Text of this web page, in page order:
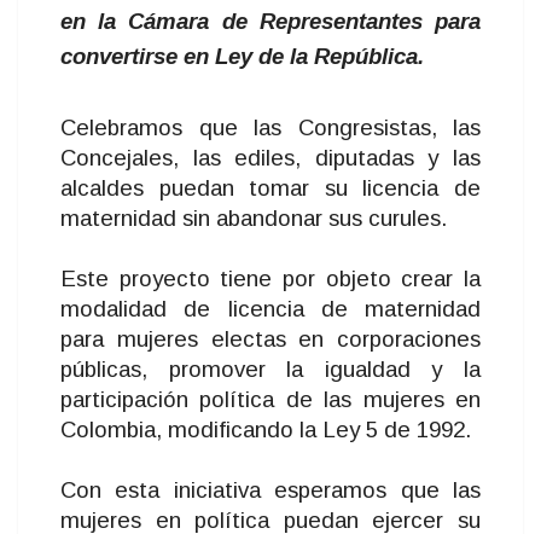
en la Cámara de Representantes para
convertirse en Ley de la República.
Celebramos que las Congresistas, las
Concejales, las ediles, diputadas y las
alcaldes puedan tomar su licencia de
maternidad sin abandonar sus curules.
Este proyecto tiene por objeto crear la
modalidad de licencia de maternidad
para mujeres electas en corporaciones
públicas, promover la igualdad y la
participación política de las mujeres en
Colombia, modificando la Ley 5 de 1992.
Con esta iniciativa esperamos que las
mujeres en política puedan ejercer su